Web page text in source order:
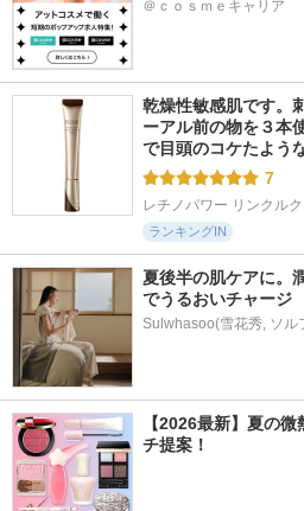
＠ｃｏｓｍｅキャリア
乾燥性敏感肌です。
ーアル前の物を３本
で目頭のコケたよう
7
レチノパワー リンクル
ランキングIN
夏後半の肌ケアに。
でうるおいチャージ
Sulwhasoo(雪花秀, ソル
【2026最新】夏の
チ提案！